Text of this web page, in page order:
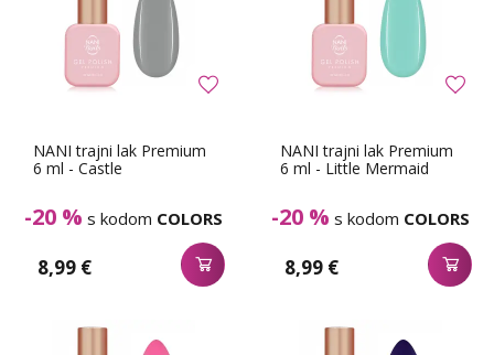
NANI trajni lak Premium
6 ml - Castle
-20 % s kodom COLORS
8,99 €
NANI trajni lak Premium
6 ml - Little Mermaid
-20 % s kodom COLORS
8,99 €